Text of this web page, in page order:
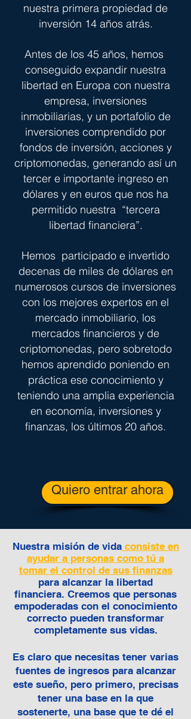
nuestra primera propiedad de
inversión 14 años atrás.
Antes de los 45 años, hemos
conseguido expandir nuestra
libertad en Europa con nuestra
empresa, inversiones
inmobiliarias, y un portafolio de
inversiones comprendido por
fondos de inversión, acciones y
criptomonedas, generando así un
tercer e importante ingreso en
dólares y en euros que nos ha
permitido nuestra “tercera
libertad financiera”.
Hemos participado e invertido
decenas de miles de dólares en
numerosos cursos de inversiones
con los mejores expertos en el
mercado inmobiliario, los
mercados financieros y de
criptomonedas, pero sobretodo
hemos aprendido poniendo en
práctica ese conocimiento y
teniendo una amplia experiencia
en economía, inversiones y
finanzas, los últimos 20 años.
Quiero entrar ahora
Nuestra misión de vidaconsiste en
ayudar a personas como tú a
tomar el control de sus finanzas
para alcanzar la libertad
financiera. Creemos que personas
empoderadas con el conocimiento
correcto pueden transformar
completamente sus vidas.
Es claro que necesitas tener varias
fuentes de ingresos para alcanzar
este sueño, pero primero, precisas
tener una base en la que
sostenerte, una base que te dé el